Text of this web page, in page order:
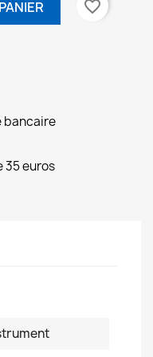
favorite_border
bancaire
35 euros